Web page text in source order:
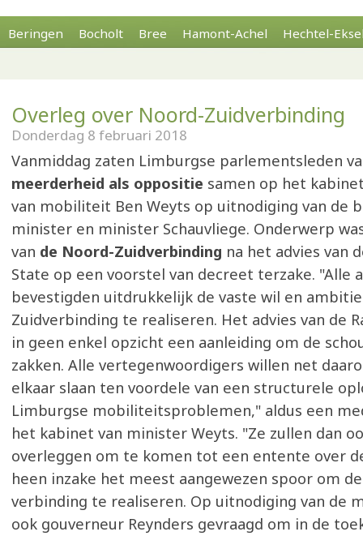
Beringen Bocholt Bree Hamont-Achel Hechtel-
Overleg over Noord-Zuidverbinding
Donderdag 8 februari 2018
Vanmiddag zaten Limburgse parlementsleden
meerderheid als oppositie samen op het
van mobiliteit Ben Weyts op uitnodiging van de
minister en minister Schauvliege. Onderwerp
van de Noord-Zuidverbinding na het advies van
State op een voorstel van decreet terzake. "Alle
bevestigden uitdrukkelijk de vaste wil en
Zuidverbinding te realiseren. Het advies van de
in geen enkel opzicht een aanleiding om de
zakken. Alle vertegenwoordigers willen net
elkaar slaan ten voordele van een structurele
Limburgse mobiliteitsproblemen," aldus een
het kabinet van minister Weyts. "Ze zullen dan
overleggen om te komen tot een entente over
heen inzake het meest aangewezen spoor om
verbinding te realiseren. Op uitnodiging van de
ook gouverneur Reynders gevraagd om in de